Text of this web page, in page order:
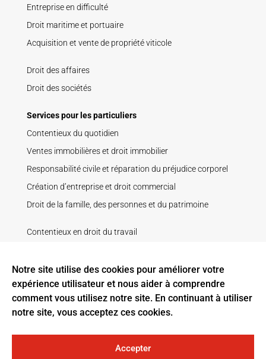
Notre site utilise des cookies pour améliorer votre
expérience utilisateur et nous aider à comprendre
comment vous utilisez notre site. En continuant à utiliser
notre site, vous acceptez ces cookies.
Accepter
Entreprise en difficulté
Droit maritime et portuaire
Acquisition et vente de propriété viticole
Droit des affaires
Droit des sociétés
Services pour les particuliers
Contentieux du quotidien
Ventes immobilières et droit immobilier
Responsabilité civile et réparation du préjudice corporel
Création d’entreprise et droit commercial
Droit de la famille, des personnes et du patrimoine
Contentieux en droit du travail
Droit pénal
Recouvrement de créance
Litige contractuel